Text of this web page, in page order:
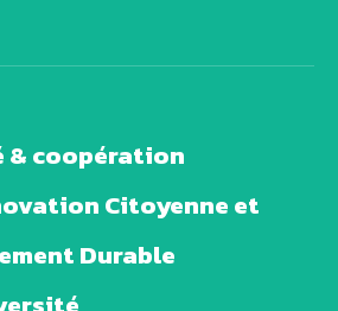
coopération
Citoyenne et
Durable